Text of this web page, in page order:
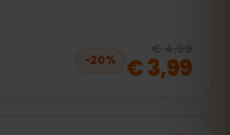
−20%
€ 4,99
€ 3,99